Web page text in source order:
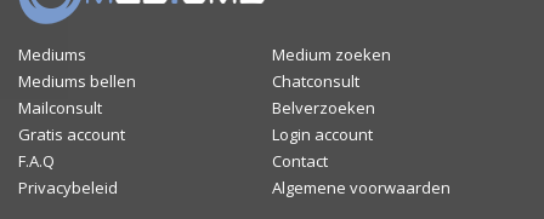
Mediums
Medium zoeken
Mediums bellen
Chatconsult
Mailconsult
Belverzoeken
Gratis account
Login account
F.A.Q
Contact
Privacybeleid
Algemene voorwaarden